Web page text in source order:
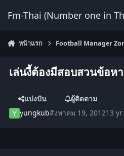
Fm-Thai (Number one in
หน้าแรก Football Manager
เล่นงี้ต้องมีสอบสวนข้อห
แบ่งปัน
ผู้ติดตาม
yungkubสิงหาคม 19, 201213 yr